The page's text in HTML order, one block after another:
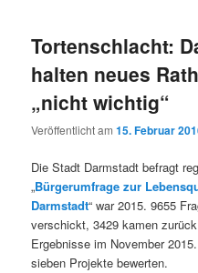
Tortenschlacht:
halten neues
„nicht wichtig“
Veröffentlicht am15. Februar
Die Stadt Darmstadt befragt
„Bürgerumfrage zur
Darmstadt“ war 2015. 9655
verschickt, 3429 kamen
Ergebnisse im November
sieben Projekte bewerten.